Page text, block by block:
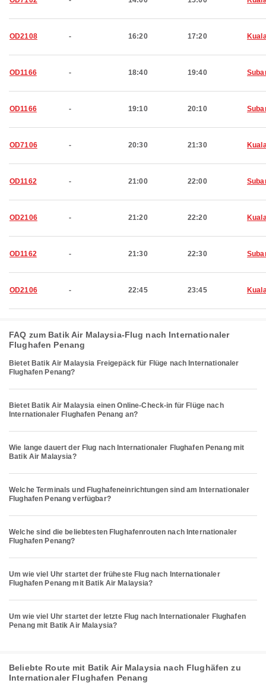
OD2108 - 16:20 17:20
OD1166 - 18:40 19:40
OD1166 - 19:10 20:10
OD7106 - 20:30 21:30
OD1162 - 21:00 22:00
OD2106 - 21:20 22:20
OD1162 - 21:30 22:30
OD2106 - 22:45 23:45
FAQ zum Batik Air Malaysia-Flug nach Internationaler
Flughafen Penang
Bietet Batik Air Malaysia Freigepäck für Flüge nach Internationaler
Flughafen Penang?
Bietet Batik Air Malaysia einen Online-Check-in für Flüge nach
Internationaler Flughafen Penang an?
Wie lange dauert der Flug nach Internationaler Flughafen Penang mit
Batik Air Malaysia?
Welche Terminals und Flughafeneinrichtungen sind am Internationaler
Flughafen Penang verfügbar?
Welche sind die beliebtesten Flughafenrouten nach Internationaler
Flughafen Penang?
Um wie viel Uhr startet der früheste Flug nach Internationaler
Flughafen Penang mit Batik Air Malaysia?
Um wie viel Uhr startet der letzte Flug nach Internationaler Flughafen
Penang mit Batik Air Malaysia?
Beliebte Route mit Batik Air Malaysia nach Flughäfen zu
Internationaler Flughafen Penang